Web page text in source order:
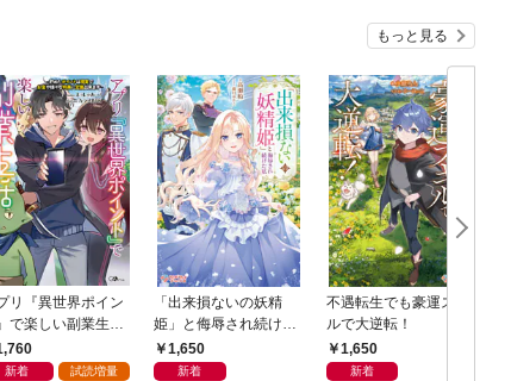
もっと見る
リ『異世界ポイン
で楽しい副業生
〜貯めたポイント
実でお金や様々な
新着 試読増量
「出来損ないの妖精
姫」と侮辱され続けた
私1,650
新着
不遇転生でも豪運スキ
ルで大逆転！
1,650
新着